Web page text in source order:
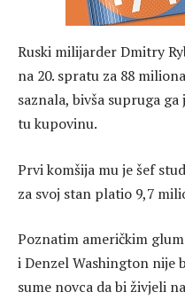
Ruski milijarder Dmitry
na 20. spratu za 88
saznala, bivša supruga
tu kupovinu.
Prvi komšija mu je šef
za svoj stan platio 9,7
Poznatim američkim
i Denzel Washington nije
sume novca da bi živjeli